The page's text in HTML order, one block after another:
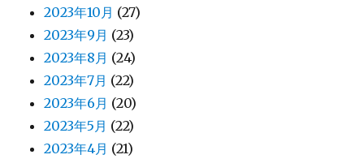
2023年10月 (27)
2023年9月 (23)
2023年8月 (24)
2023年7月 (22)
2023年6月 (20)
2023年5月 (22)
2023年4月 (21)